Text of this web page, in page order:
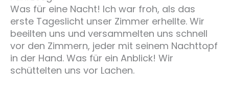
Was für eine Nacht! Ich war froh, als das
erste Tageslicht unser Zimmer erhellte. Wir
beeilten uns und versammelten uns schnell
vor den Zimmern, jeder mit seinem Nachttopf
in der Hand. Was für ein Anblick! Wir
schüttelten uns vor Lachen.